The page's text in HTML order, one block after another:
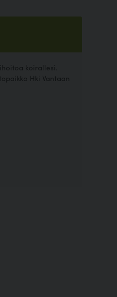
koirallesi.
Hki Vantaan